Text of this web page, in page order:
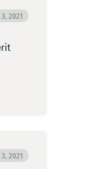
3, 2021
3, 2021